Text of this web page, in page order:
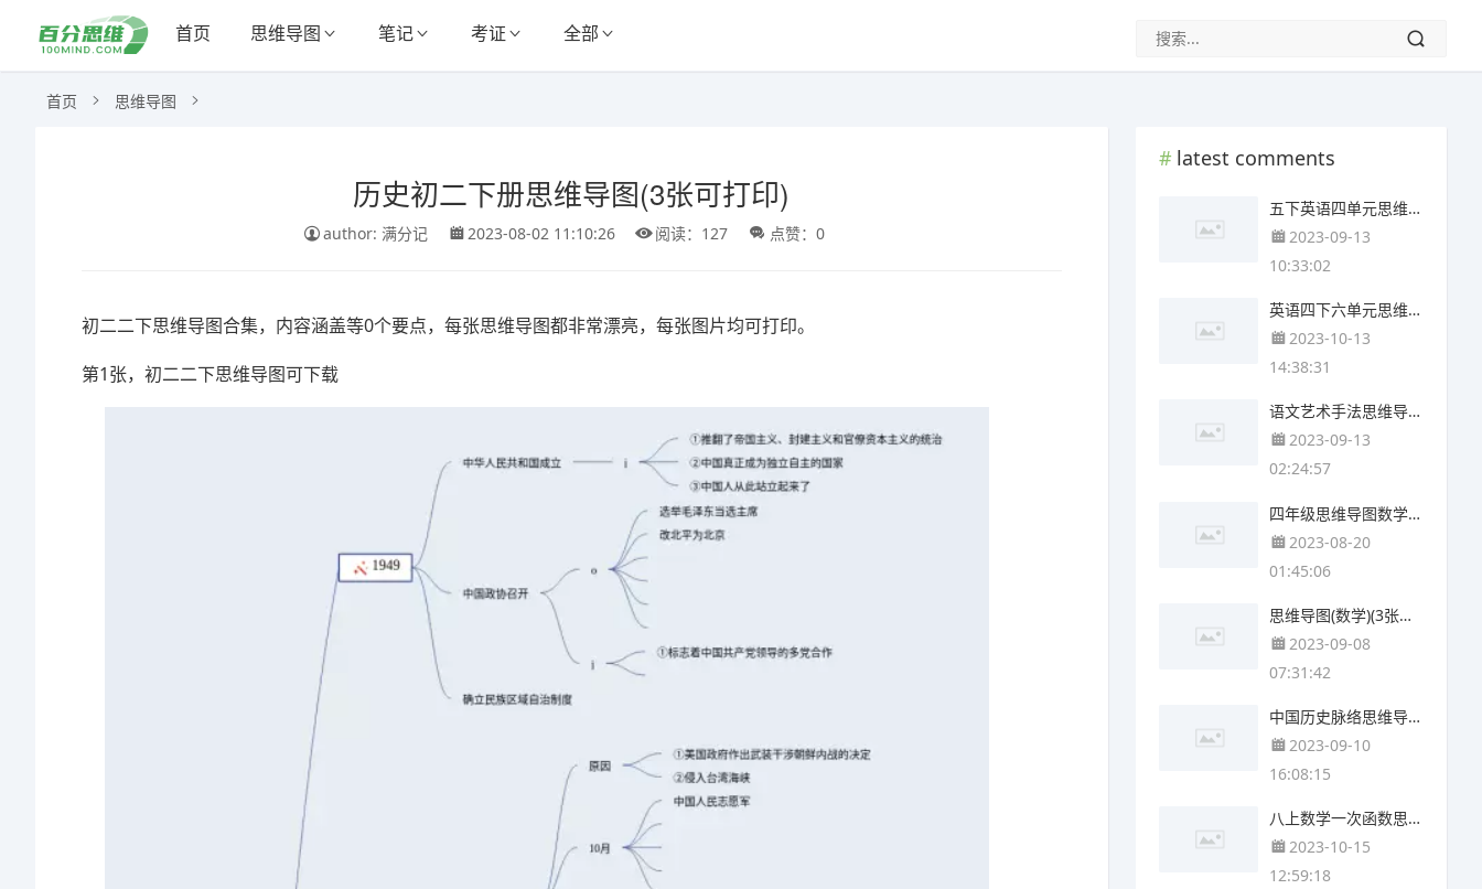
首页 思维导图 笔记 考证 全部
首页 思维导图
历史初二下册思维导图(3张可打印)
author: 满分记 2023-08-02 11:10:26 阅读：127 点赞：0
初二二下思维导图合集，内容涵盖等0个要点，每张思维导图都非常漂亮，每张图片均可打印。
第1张，初二二下思维导图可下载
latest comments
五下英语四单元思维导图(3张精选版)
2023-09-13
10:33:02
英语四下六单元思维导图(4张可下载)
2023-10-13
14:38:31
语文艺术手法思维导图(4个高清晰可打印)
2023-09-13
02:24:57
四年级思维导图数学第二单元(4张精选版)
2023-08-20
01:45:06
思维导图(数学)(3张值得收藏)
2023-09-08
07:31:42
中国历史脉络思维导图(5张可打印)
2023-09-10
16:08:15
八上数学一次函数思维导图(3张可下载)
2023-10-15
12:59:18